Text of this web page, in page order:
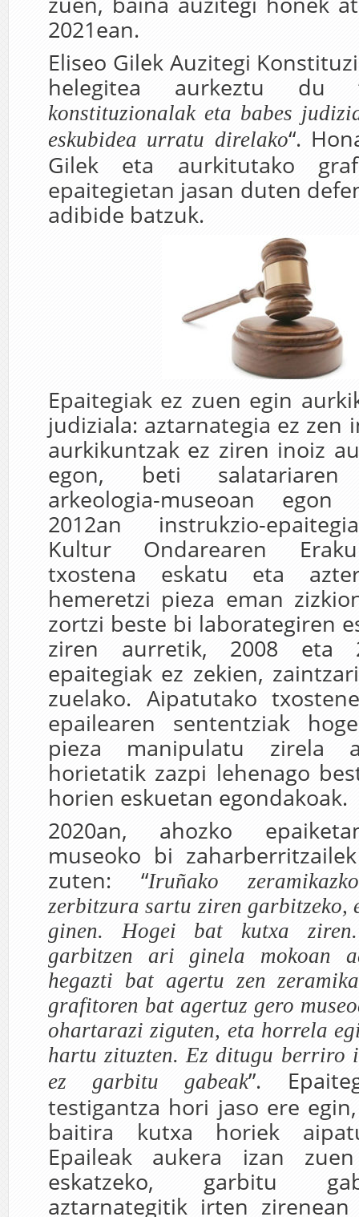
2021ean.
Eliseo Gilek Auzitegi
helegitea aurkeztu du
konstituzionalak eta babes
eskubidea urratu direlako“.
Gilek eta aurkitutako
epaitegietan jasan duten
adibide batzuk.
Epaitegiak ez zuen egin
judiziala: aztarnategia ez zen
aurkikuntzak ez ziren inoiz
egon, beti salatariaren
arkeologia-museoan
2012an instrukzio-
Kultur Ondarearen
txostena eskatu eta
hemeretzi pieza eman
zortzi beste bi laborategiren
ziren aurretik, 2008 eta
epaitegiak ez zekien,
zuelako. Aipatutako
epailearen sententziak
pieza manipulatu zirela
horietatik zazpi lehenago
horien eskuetan egondakoak.
2020an, ahozko
museoko bi
zuten: “Iruñako
zerbitzura sartu ziren garbitzeko,
ginen. Hogei bat kutxa
garbitzen ari ginela mokoan
hegazti bat agertu zen
grafitoren bat agertuz gero
ohartarazi ziguten, eta horrela
hartu zituzten. Ez ditugu berriro
ez garbitu gabeak”.
testigantza hori jaso ere
baitira kutxa horiek
Epaileak aukera izan
eskatzeko, garbitu
aztarnategitik irten zirenean